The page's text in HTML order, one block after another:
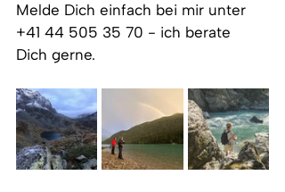
Melde Dich einfach bei mir unter
+41 44 505 35 70 - ich berate
Dich gerne.